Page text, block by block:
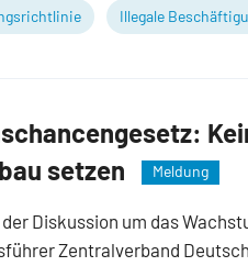
Illegale
setzen
Meldung
Diskussion um das
Zentralverband